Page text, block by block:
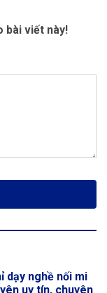
bài viết này!
dạy nghề nối mi
uy tín, chuyên